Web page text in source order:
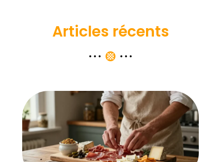
Articles récents